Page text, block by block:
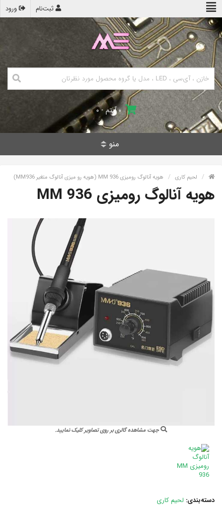
ورود ثبت‌نام
۰ آیتم - ۰
منو
لحیم کاری هویه آنالوگ رومیزی MM 936 (هویه رو میزی آنالوگ متغیر MM936)
هویه آنالوگ رومیزی MM 936
جهت مشاهده گالری بر روی تصاویر کلیک نمایید.
دسته‌بندی: لحیم کاری